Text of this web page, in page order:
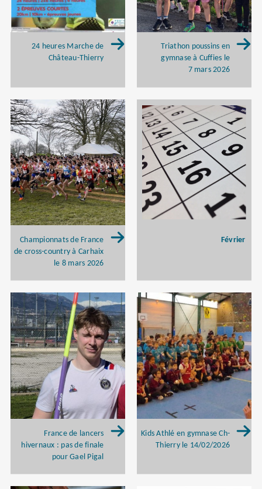
24 heures Marche de
Château-Thierry
Triathon poussins en
gymnase à Cuffies le
7 mars 2026
Championnats de France
de cross-country à Carhaix
le 8 mars 2026
Février
France de lancers
hivernaux : pas de finale
pour Gael Pigal
Kids Athlé en gymnase Ch-
Thierry le 14/02/2026